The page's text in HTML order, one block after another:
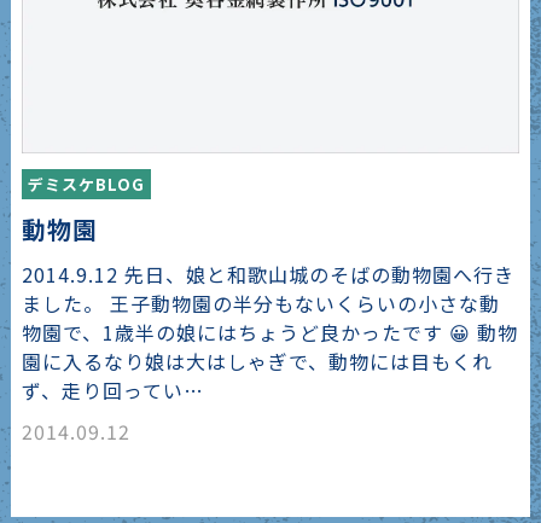
デミスケBLOG
動物園
2014.9.12 先日、娘と和歌山城のそばの動物園へ行き
ました。 王子動物園の半分もないくらいの小さな動
物園で、1歳半の娘にはちょうど良かったです 😀 動物
園に入るなり娘は大はしゃぎで、動物には目もくれ
ず、走り回ってい…
2014.09.12